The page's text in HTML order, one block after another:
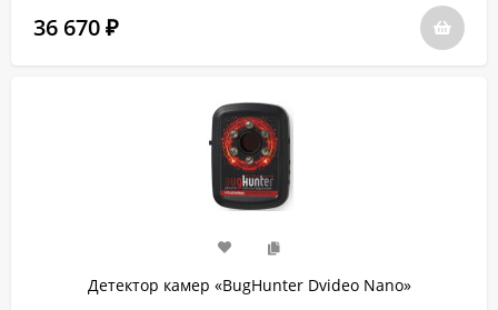
36 670 ₽
Детектор камер «BugHunter Dvideo Nano»